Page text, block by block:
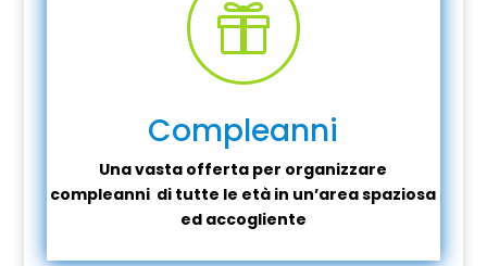

Compleanni
Una vasta offerta per organizzare
compleanni di tutte le età in un’area spaziosa
ed accogliente